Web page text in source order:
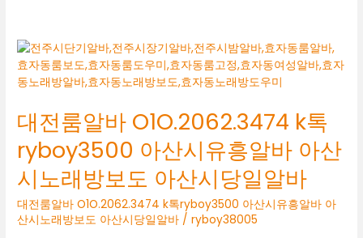
대전룸알바 O1O.2062.3474 k톡
ryboy3500 아산시유흥알바 아산
시노래방보도 아산시당일알바
대전룸알바 O1O.2062.3474 k톡ryboy3500 아산시유흥알바 아
산시노래방보도 아산시당일알바 /ryboy38005
대
전
룸
바
O1O.2062.3474
k
톡
ryboy3500
아
산